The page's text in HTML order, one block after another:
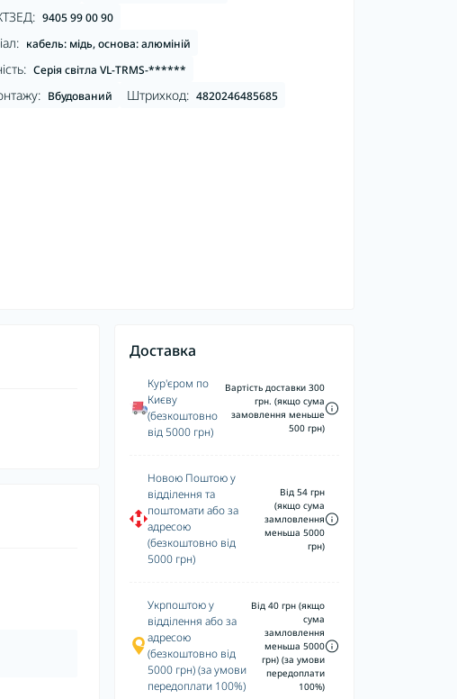
9405 99 00 90
кабель: мідь, основа: алюміній
Серія світла VL-TRMS-******
Вбудований Штрихкод: 4820246485685
Доставка
Кур'єром по
Києву
(безкоштовно
від 5000 грн)
Вартість доставки 300
грн. (якщо сума
замовлення меньше
500 грн)
Новою Поштою у
відділення та
поштомати або за
адресою
(безкоштовно від
5000 грн)
Від 54 грн
(якщо сума
замловлення
меньша 5000
грн)
Укрпоштою у
відділення або за
адресою
(безкоштовно від
5000 грн) (за умови
передоплати 100%)
Від 40 грн (якщо
сума
замловлення
меньша 5000
грн) (за умови
передоплати
100%)